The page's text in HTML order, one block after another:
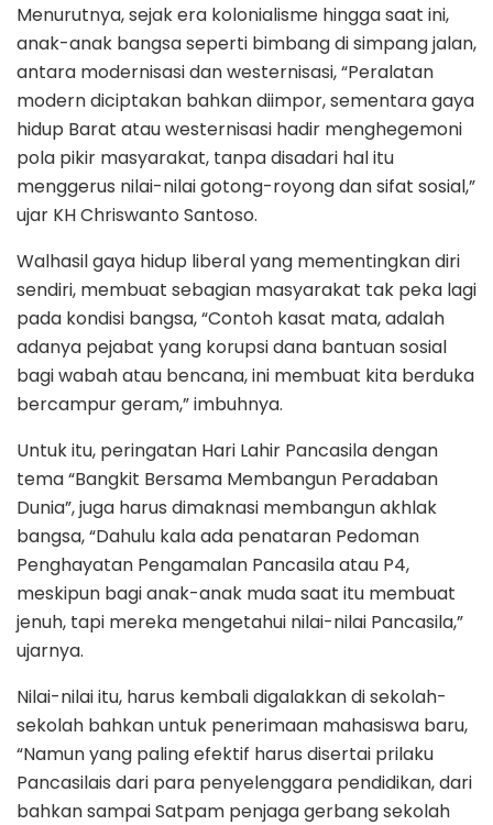
Menurutnya, sejak era kolonialisme hingga saat ini,
anak-anak bangsa seperti bimbang di simpang jalan,
antara modernisasi dan westernisasi, “Peralatan
modern diciptakan bahkan diimpor, sementara gaya
hidup Barat atau westernisasi hadir menghegemoni
pola pikir masyarakat, tanpa disadari hal itu
menggerus nilai-nilai gotong-royong dan sifat sosial,”
ujar KH Chriswanto Santoso.
Walhasil gaya hidup liberal yang mementingkan diri
sendiri, membuat sebagian masyarakat tak peka lagi
pada kondisi bangsa, “Contoh kasat mata, adalah
adanya pejabat yang korupsi dana bantuan sosial
bagi wabah atau bencana, ini membuat kita berduka
bercampur geram,” imbuhnya.
Untuk itu, peringatan Hari Lahir Pancasila dengan
tema “Bangkit Bersama Membangun Peradaban
Dunia”, juga harus dimaknasi membangun akhlak
bangsa, “Dahulu kala ada penataran Pedoman
Penghayatan Pengamalan Pancasila atau P4,
meskipun bagi anak-anak muda saat itu membuat
jenuh, tapi mereka mengetahui nilai-nilai Pancasila,”
ujarnya.
Nilai-nilai itu, harus kembali digalakkan di sekolah-
sekolah bahkan untuk penerimaan mahasiswa baru,
“Namun yang paling efektif harus disertai prilaku
Pancasilais dari para penyelenggara pendidikan, dari
bahkan sampai Satpam penjaga gerbang sekolah